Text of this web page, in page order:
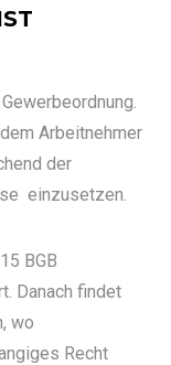
Arbeitnehmer
der
einzusetzen.
BGB
Danach findet
wo
Recht